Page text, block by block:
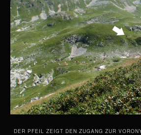
DER PFEIL ZEIGT DEN ZUGANG ZUR